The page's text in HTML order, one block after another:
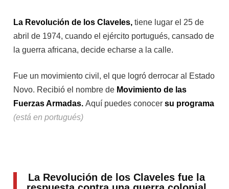
La Revolución de los Claveles, tiene lugar el 25 de
abril de 1974, cuando el ejército portugués, cansado de
la guerra africana, decide echarse a la calle.
Fue un movimiento civil, el que logró derrocar al Estado
Novo. Recibió el nombre de Movimiento de las
Fuerzas Armadas. Aquí puedes conocer su programa
(está en portugués)
La Revolución de los Claveles fue la